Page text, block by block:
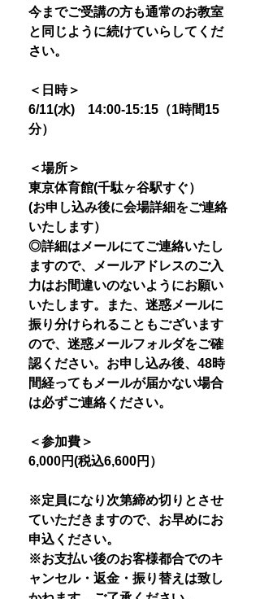
今までご受講の方も通常のお教室
と同じように続けていらしてくだ
さい。
＜日時＞
6/11(水) 14:00-15:15（1時間15
分）
＜場所＞
東京体育館(千駄ヶ谷駅すぐ）
(お申し込み後に会場詳細をご連絡
いたします）
◎詳細はメールにてご連絡いたし
ますので、メールアドレスのご入
力はお間違いのないようにお願い
いたします。また、迷惑メールに
振り分けられることもございます
ので、迷惑メールフォルダをご確
認ください。お申し込み後、48時
間経ってもメールが届かない場合
は必ずご連絡ください。
＜参加費＞
6,000円(税込6,600円）
※定員になり次第締め切りとさせ
ていただきますので、お早めにお
申込ください。
※お支払い後のお客様都合でのキ
ャンセル・返金・振り替えは致し